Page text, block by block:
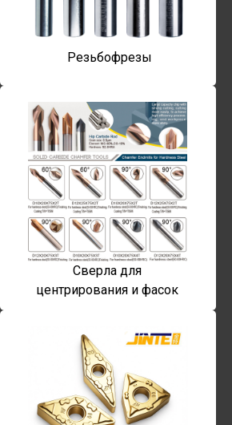
Резьбофрезы
Сверла для
центрирования и фасок